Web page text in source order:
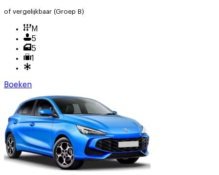
of vergelijkbaar (Groep B)
M
5
5
1
Boeken